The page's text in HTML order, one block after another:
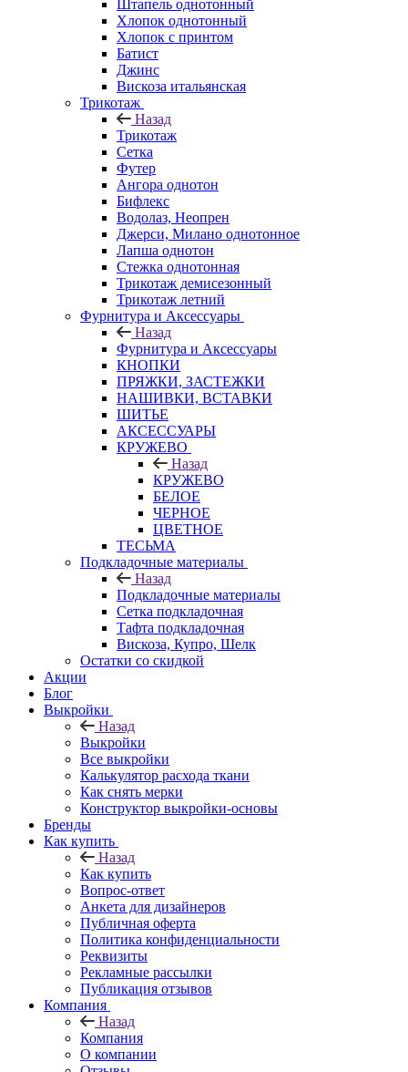
Штапель однотонный
Хлопок однотонный
Хлопок с принтом
Батист
Джинс
Вискоза итальянская
Трикотаж
Назад
Трикотаж
Сетка
Футер
Ангора однотон
Бифлекс
Водолаз, Неопрен
Джерси, Милано однотонное
Лапша однотон
Стежка однотонная
Трикотаж демисезонный
Трикотаж летний
Фурнитура и Аксессуары
Назад
Фурнитура и Аксессуары
КНОПКИ
ПРЯЖКИ, ЗАСТЕЖКИ
НАШИВКИ, ВСТАВКИ
ШИТЬЕ
АКСЕССУАРЫ
КРУЖЕВО
Назад
КРУЖЕВО
БЕЛОЕ
ЧЕРНОЕ
ЦВЕТНОЕ
ТЕСЬМА
Подкладочные материалы
Назад
Подкладочные материалы
Сетка подкладочная
Тафта подкладочная
Вискоза, Купро, Шелк
Остатки со скидкой
Акции
Блог
Выкройки
Назад
Выкройки
Все выкройки
Калькулятор расхода ткани
Как снять мерки
Конструктор выкройки-основы
Бренды
Как купить
Назад
Как купить
Вопрос-ответ
Анкета для дизайнеров
Публичная оферта
Политика конфиденциальности
Реквизиты
Рекламные рассылки
Публикация отзывов
Компания
Назад
Компания
О компании